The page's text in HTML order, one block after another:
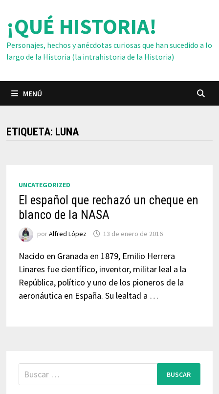
contenido
¡QUÉ HISTORIA!
Personajes, hechos y anécdotas curiosas que han sucedido a lo
largo de la Historia (la intrahistoria de la Historia)
MENÚ
ETIQUETA: LUNA
UNCATEGORIZED
El español que rechazó un cheque en
blanco de la NASA
porAlfred López 13 de enero de 2016
Nacido en Granada en 1879, Emilio Herrera
Linares fue científico, inventor, militar leal a la
República, político y uno de los pioneros de la
aeronáutica en España. Su lealtad a …
Buscar: